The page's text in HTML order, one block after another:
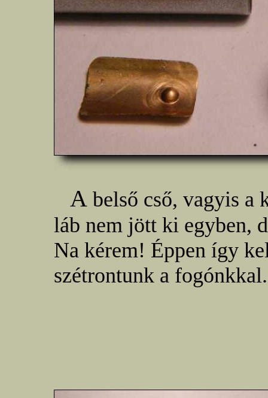
A belső cső, vagyis a
láb nem jött ki egyben,
Na kérem! Éppen így
szétrontunk a fogónkkal.